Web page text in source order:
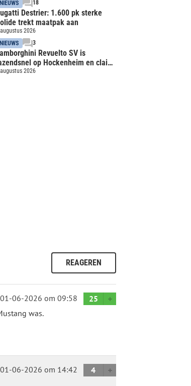
NIEUWS
18
Destrier: 1.600 pk sterke
trekt maatpak aan
2026
NIEUWS
3
Revuelto SV is
op Hockenheim en claimt
2026
REAGEREN
01-06-2026 om 09:58
25
was.
01-06-2026 om 14:42
4